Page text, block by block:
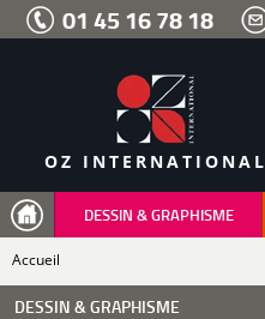
Aller
menu
recherche
01 45 16 78 18
OZ INTERNATIONAL
DESSIN & GRAPHISME
Accueil
DESSIN & GRAPHISME